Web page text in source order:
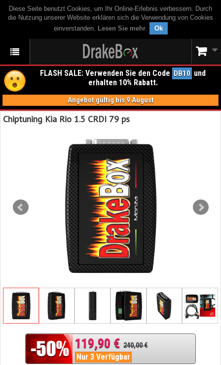
Diese Seite benutzt Cookies, um Ihr Online-Erlebnis verbessern. Durch
die Nutzung unserer Website erklären sich die Verwendung von Cookies
einverstanden. Lesen Sie mehr. Ok
FLASH SALE: Verwenden Sie den Code DB10 und
erhalten 10% Rabatt.
Angebot gültig bis 9 August
Chiptuning Kia Rio 1.5 CRDI 79 ps
119,90 € 240,00 €
Nur 3 Verfügbar